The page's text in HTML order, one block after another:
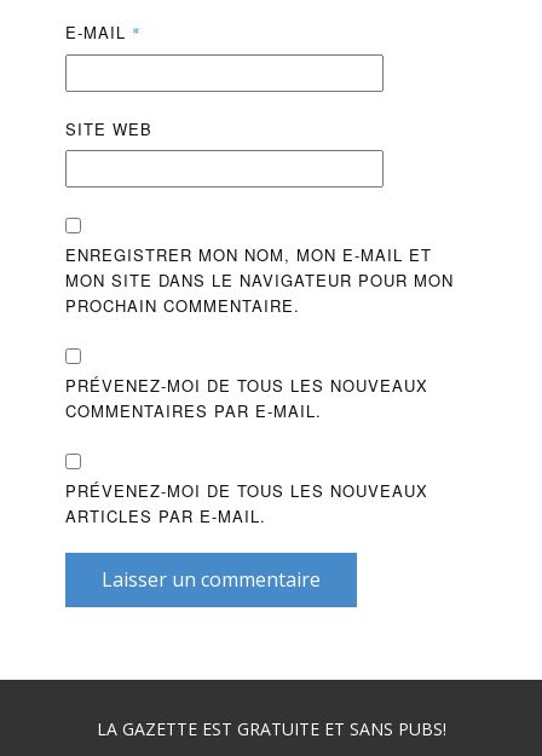
E-MAIL *
SITE WEB
ENREGISTRER MON NOM, MON E-MAIL ET
MON SITE DANS LE NAVIGATEUR POUR MON
PROCHAIN COMMENTAIRE.
PRÉVENEZ-MOI DE TOUS LES NOUVEAUX
COMMENTAIRES PAR E-MAIL.
PRÉVENEZ-MOI DE TOUS LES NOUVEAUX
ARTICLES PAR E-MAIL.
Laisser un commentaire
LA GAZETTE EST GRATUITE ET SANS PUBS!